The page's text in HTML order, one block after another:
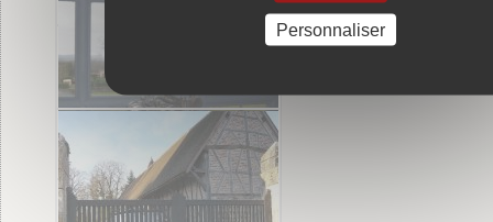
Personnaliser